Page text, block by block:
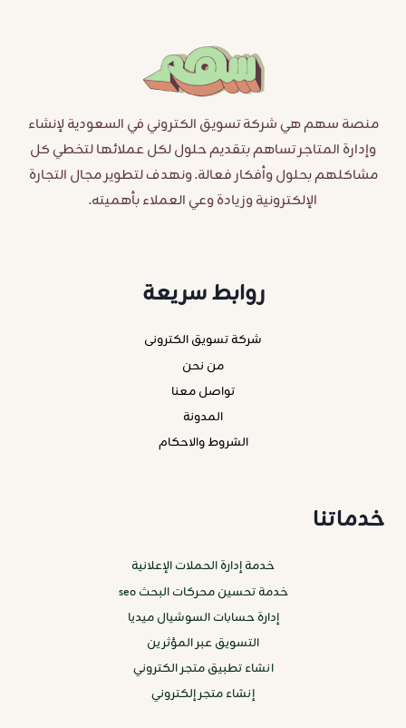
منصة سهم هي شركة تسويق الكتروني في السعودية لإنشاء
وإدارة المتاجر تساهم بتقديم حلول لكل عملائها لتخطي كل
مشاكلهم بحلول وأفكار فعالة. ونهدف لتطوير مجال التجارة
الإلكترونية وزيادة وعي العملاء بأهميته.
روابط سريعة
شركة تسويق الكترونى
من نحن
تواصل معنا
المدونة
الشروط والاحكام
خدماتنا
خدمة إدارة الحملات الإعلانية
خدمة تحسين محركات البحث seo
إدارة حسابات السوشيال ميديا
التسويق عبر المؤثرين
انشاء تطبيق متجر الكتروني
إنشاء متجر إلكتروني